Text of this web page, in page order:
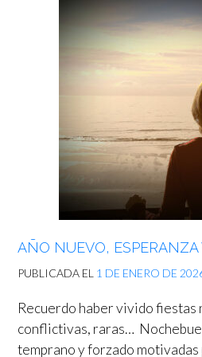
AÑO NUEVO, ESPERANZA
PUBLICADA EL 1 DE ENERO DE
Recuerdo haber vivido
conflictivas, raras…
temprano y forzado